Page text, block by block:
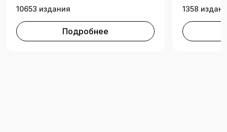
10653 издания
Подробнее
1358